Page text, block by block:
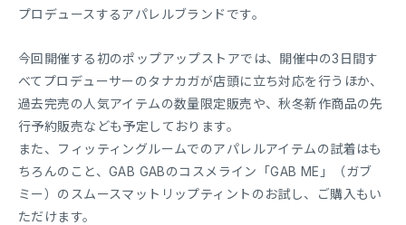
プロデュースするアパレルブランドです。
今回開催する初のポップアップストアでは、開催中の3日間す
べてプロデューサーのタナカガが店頭に立ち対応を行うほか、
過去完売の人気アイテムの数量限定販売や、秋冬新作商品の先
行予約販売なども予定しております。
また、フィッティングルームでのアパレルアイテムの試着はも
ちろんのこと、GAB GABのコスメライン「GAB ME」（ガブ
ミー）のスムースマットリップティントのお試し、ご購入もい
ただけます。